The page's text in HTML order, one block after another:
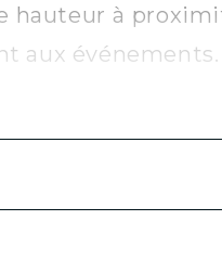
hauteur à
aux événements.